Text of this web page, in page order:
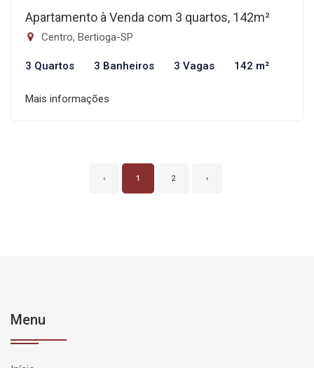
Apartamento à Venda com 3 quartos, 142m²
Centro, Bertioga-SP
3 Quartos 3 Banheiros 3 Vagas 142 m²
Mais informações
‹ 1 2 ›
Menu